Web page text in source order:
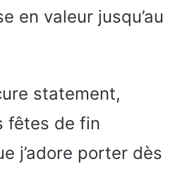
en valeur jusqu’au
statement,
fêtes de fin
j’adore porter dès